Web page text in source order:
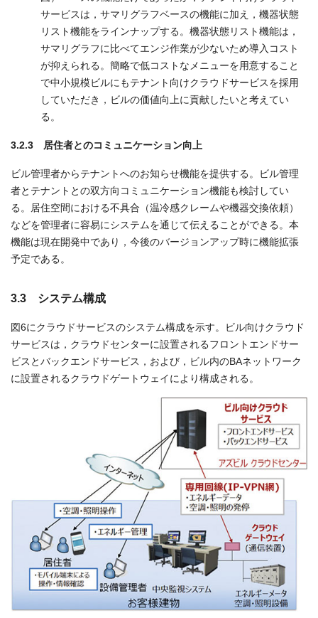
サービスは，サマリグラフベースの機能に加え，機器状態
リスト機能をラインナップする。機器状態リスト機能は，
サマリグラフに比べてエンジ作業が少ないため導入コスト
が抑えられる。簡略で低コストなメニューを用意すること
で中小規模ビルにもテナント向けクラウドサービスを採用
していただき，ビルの価値向上に貢献したいと考えてい
る。
3.2.3 居住者とのコミュニケーション向上
ビル管理者からテナントへのお知らせ機能を提供する。ビル管理
者とテナントとの双方向コミュニケーション機能も検討してい
る。居住空間における不具合（温冷感クレームや機器交換依頼）
などを管理者に容易にシステムを通じて伝えることができる。本
機能は現在開発中であり，今後のバージョンアップ時に機能拡張
予定である。
3.3 システム構成
図6にクラウドサービスのシステム構成を示す。ビル向けクラウド
サービスは，クラウドセンターに設置されるフロントエンドサー
ビスとバックエンドサービス，および，ビル内のBAネットワーク
に設置されるクラウドゲートウェイにより構成される。